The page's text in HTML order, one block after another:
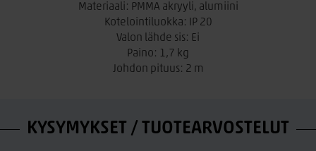
Materiaali: PMMA akryyli, alumiini
Kotelointiluokka: IP 20
Valon lähde sis: Ei
Paino: 1,7 kg
Johdon pituus: 2 m
KYSYMYKSET / TUOTEARVOSTELUT